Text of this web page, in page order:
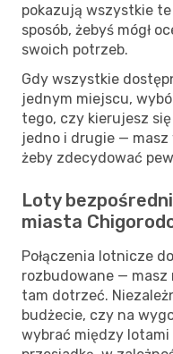
pokazują wszystkie
sposób, żebyś mógł
swoich potrzeb.
Gdy wszystkie
jednym miejscu,
tego, czy kierujesz
jedno i drugie —
żeby zdecydować
Loty
miasta
Połączenia lotnicze
rozbudowane — masz
tam dotrzeć.
budżecie, czy na
wybrać między